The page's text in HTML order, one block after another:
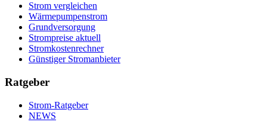
Strom vergleichen
Wärmepumpenstrom
Grundversorgung
Strompreise aktuell
Stromkostenrechner
Günstiger Stromanbieter
Ratgeber
Strom-Ratgeber
NEWS